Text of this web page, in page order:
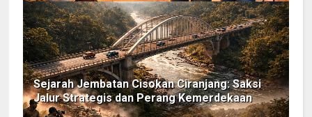
Sejarah Jembatan Cisokan Ciranjang: Saksi
Jalur Strategis dan Perang Kemerdekaan